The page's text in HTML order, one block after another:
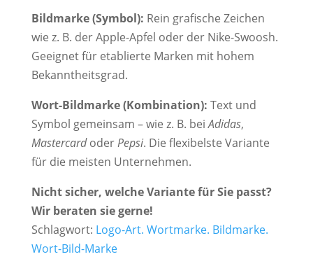
Bildmarke (Symbol): Rein grafische Zeichen
wie z. B. der Apple-Apfel oder der Nike-Swoosh.
Geeignet für etablierte Marken mit hohem
Bekanntheitsgrad.
Wort-Bildmarke (Kombination): Text und
Symbol gemeinsam – wie z. B. beiAdidas,
MastercardoderPepsi. Die flexibelste Variante
für die meisten Unternehmen.
Nicht sicher, welche Variante für Sie passt?
Wir beraten sie gerne!
Schlagwort: Logo-Art. Wortmarke. Bildmarke.
Wort-Bild-Marke